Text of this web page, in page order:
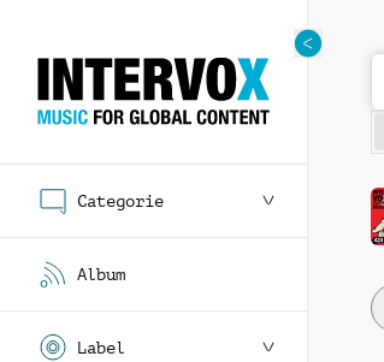
Categorie
Album
Label